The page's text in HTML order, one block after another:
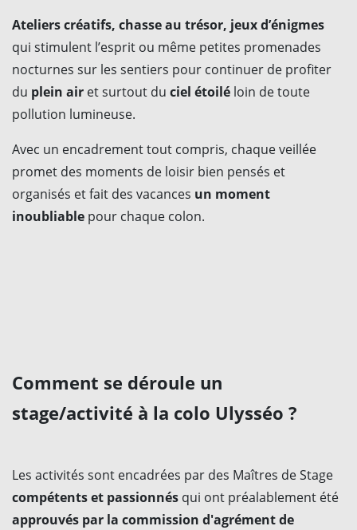
Ateliers créatifs, chasse au trésor, jeux d’énigmes
qui stimulent l’esprit ou même petites promenades
nocturnes sur les sentiers pour continuer de profiter
du plein air et surtout du ciel étoilé loin de toute
pollution lumineuse.
Avec un encadrement tout compris, chaque veillée
promet des moments de loisir bien pensés et
organisés et fait des vacances un moment
inoubliable pour chaque colon.
Comment se déroule un
stage/activité à la colo Ulysséo ?
Les activités sont encadrées par des Maîtres de Stage
compétents et passionnés qui ont préalablement été
approuvés par la commission d'agrément de